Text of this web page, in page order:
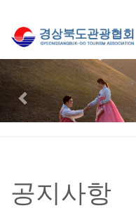
Previous
공지사항